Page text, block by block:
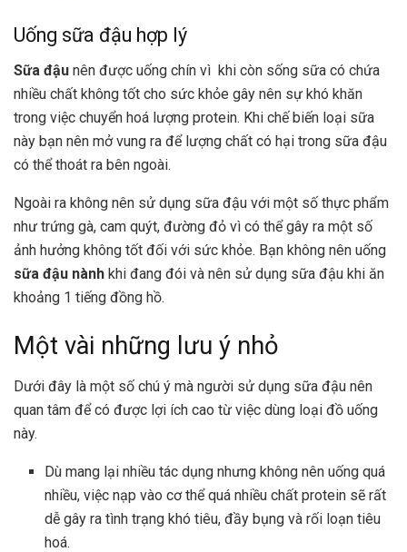
Uống sữa đậu hợp lý
Sữa đậu nên được uống chín vì khi còn sống sữa có chứa
nhiều chất không tốt cho sức khỏe gây nên sự khó khăn
trong việc chuyển hoá lượng protein. Khi chế biến loại sữa
này bạn nên mở vung ra để lượng chất có hại trong sữa đậu
có thể thoát ra bên ngoài.
Ngoài ra không nên sử dụng sữa đậu với một số thực phẩm
như trứng gà, cam quýt, đường đỏ vì có thể gây ra một số
ảnh hưởng không tốt đối với sức khỏe. Bạn không nên uống
sữa đậu nành khi đang đói và nên sử dụng sữa đậu khi ăn
khoảng 1 tiếng đồng hồ.
Một vài những lưu ý nhỏ
Dưới đây là một số chú ý mà người sử dụng sữa đậu nên
quan tâm để có được lợi ích cao từ việc dùng loại đồ uống
này.
Dù mang lại nhiều tác dụng nhưng không nên uống quá
nhiều, việc nạp vào cơ thể quá nhiều chất protein sẽ rất
dễ gây ra tình trạng khó tiêu, đầy bụng và rối loạn tiêu
hoá.